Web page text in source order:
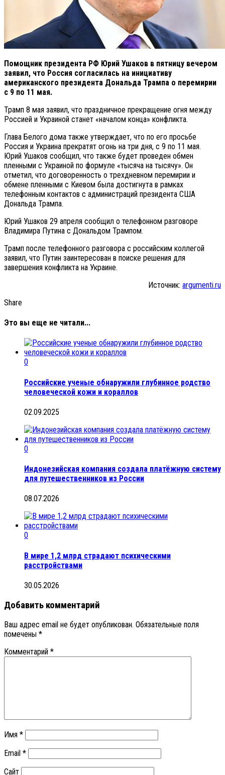
Помощник президента РФ Юрий Ушаков в пятницу вечером
заявил, что Россия согласилась на инициативу
американского президента Дональда Трампа о перемирии
с 9 по 11 мая.
Трамп 8 мая заявил, что праздничное прекращение огня между
Россией и Украиной станет «началом конца» конфликта.
Глава Белого дома также утверждает, что по его просьбе
Россия и Украина прекратят огонь на три дня, с 9 по 11 мая.
Юрий Ушаков сообщил, что также будет проведен обмен
пленными с Украиной по формуле «тысяча на тысячу». Он
отметил, что договоренность о трехдневном перемирии и
обмене пленными с Киевом была достигнута в рамках
телефонным контактов с администраций президента США
Дональда Трампа.
Юрий Ушаков 29 апреля сообщил о телефонном разговоре
Владимира Путина с Дональдом Трампом.
Трамп после телефонного разговора с российским коллегой
заявил, что Путин заинтересован в поиске решения для
завершения конфликта на Украине.
Источник: argumenti.ru
Share
Это вы еще не читали...
0
Российские ученые обнаружили глубинное родство
человеческой кожи и кораллов
02.09.2025
0
Индонезийская компания создала платёжную систему
для путешественников из России
08.07.2026
0
В мире 1,2 млрд страдают психическими
расстройствами
30.05.2026
Добавить комментарий
Ваш адрес email не будет опубликован. Обязательные поля
помечены *
Комментарий *
Имя *
Email *
Сайт